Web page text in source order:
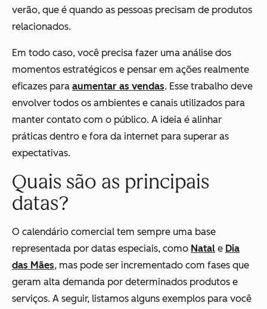
verão, que é quando as pessoas precisam de produtos
relacionados.
Em todo caso, você precisa fazer uma análise dos
momentos estratégicos e pensar em ações realmente
eficazes para aumentar as vendas. Esse trabalho deve
envolver todos os ambientes e canais utilizados para
manter contato com o público. A ideia é alinhar
práticas dentro e fora da internet para superar as
expectativas.
Quais são as principais
datas?
O calendário comercial tem sempre uma base
representada por datas especiais, como Natal e Dia
das Mães, mas pode ser incrementado com fases que
geram alta demanda por determinados produtos e
serviços. A seguir, listamos alguns exemplos para você